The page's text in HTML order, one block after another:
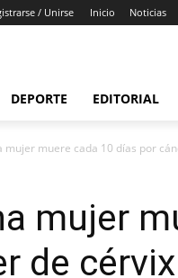
/ Unirse Inicio Noticias
DEPORTE EDITORIAL
mujer muere cada 10 días por
mujer
de cérvix